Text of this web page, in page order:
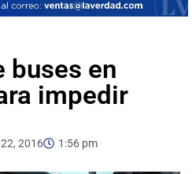
buses en
impedir
2016
1:56 pm